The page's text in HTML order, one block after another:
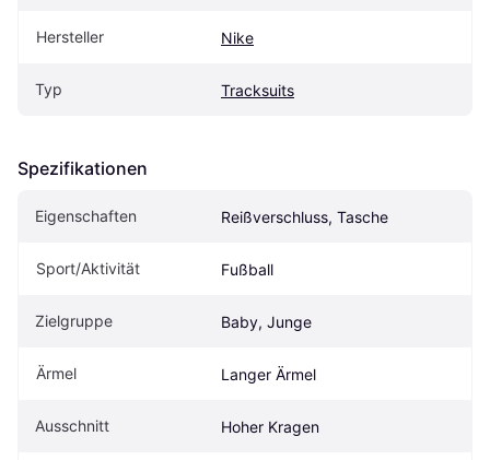
Hersteller Nike
Typ Tracksuits
Spezifikationen
Eigenschaften Reißverschluss, Tasche
Sport/Aktivität Fußball
Zielgruppe Baby, Junge
Ärmel Langer Ärmel
Ausschnitt Hoher Kragen